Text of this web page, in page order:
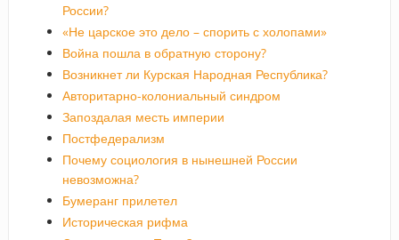
России?
«Не царское это дело – спорить с холопами»
Война пошла в обратную сторону?
Возникнет ли Курская Народная Республика?
Авторитарно-колониальный синдром
Запоздалая месть империи
Постфедерализм
Почему социология в нынешней России
невозможна?
Бумеранг прилетел
Историческая рифма